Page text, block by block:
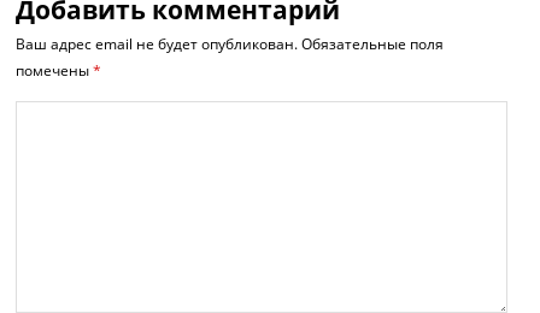
Добавить комментарий
Ваш адрес email не будет опубликован. Обязательные поля
помечены*